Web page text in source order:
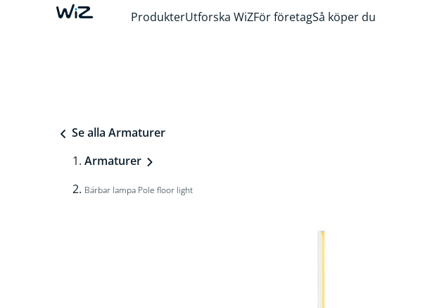
ProdukterUtforska WiZFör företagSå köper du
Se alla Armaturer
Armaturer
Bärbar lampa Pole floor light